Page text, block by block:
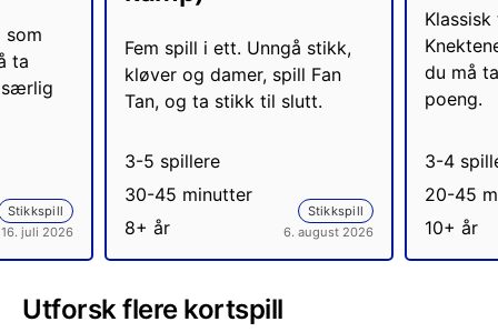
ta
Stikkspill
16. juli 2026
Fem spill i ett. Unngå stikk,
kløver og damer, spill Fan
Tan, og ta stikk til slutt.
3-5 spillere
30-45 minutter
8+ år
Stikkspill
6. august 2026
du må
poeng.
3-4
20-45
10+ år
Utforsk flere kortspill